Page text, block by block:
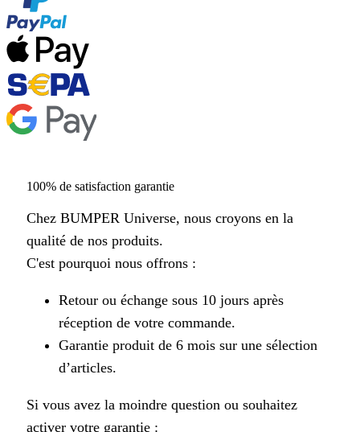
100% de satisfaction garantie
Chez BUMPER Universe, nous croyons en la
qualité de nos produits.
C'est pourquoi nous offrons :
Retour ou échange sous 10 jours après
réception de votre commande.
Garantie produit de 6 mois sur une sélection
d’articles.
Si vous avez la moindre question ou souhaitez
activer votre garantie :